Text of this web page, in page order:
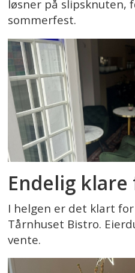
løsner på slipsknuten,
sommerfest.
Endelig
I helgen er det klart
Tårnhuset Bistro.
vente.